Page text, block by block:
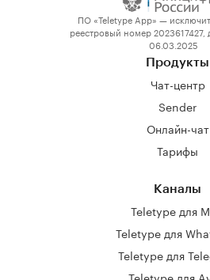
ПО «Teletype App» —
реестровый номер 2023617427,
06.03.2025
Продукты
Чат-центр
Sender
Онлайн-чат
Тарифы
Каналы
Teletype для
Teletype для
Teletype для